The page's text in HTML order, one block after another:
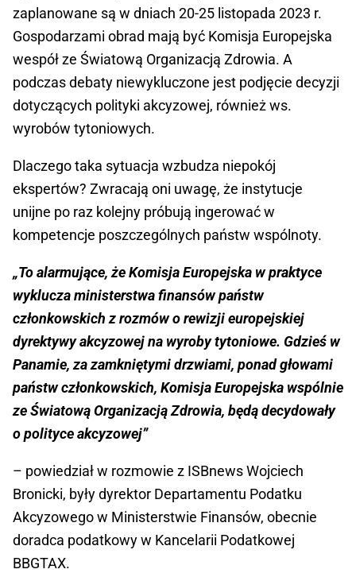
zaplanowane są w dniach 20-25 listopada 2023 r.
Gospodarzami obrad mają być Komisja Europejska
wespół ze Światową Organizacją Zdrowia. A
podczas debaty niewykluczone jest podjęcie decyzji
dotyczących polityki akcyzowej, również ws.
wyrobów tytoniowych.
Dlaczego taka sytuacja wzbudza niepokój
ekspertów? Zwracają oni uwagę, że instytucje
unijne po raz kolejny próbują ingerować w
kompetencje poszczególnych państw wspólnoty.
„To alarmujące, że Komisja Europejska w praktyce
wyklucza ministerstwa finansów państw
członkowskich z rozmów o rewizji europejskiej
dyrektywy akcyzowej na wyroby tytoniowe. Gdzieś w
Panamie, za zamkniętymi drzwiami, ponad głowami
państw członkowskich, Komisja Europejska wspólnie
ze Światową Organizacją Zdrowia, będą decydowały
o polityce akcyzowej”
– powiedział w rozmowie z ISBnews Wojciech
Bronicki, były dyrektor Departamentu Podatku
Akcyzowego w Ministerstwie Finansów, obecnie
doradca podatkowy w Kancelarii Podatkowej
BBGTAX.